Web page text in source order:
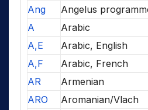
Ang
Angelus
A
Arabic
A,E
Arabic, English
A,F
Arabic, French
AR
Armenian
ARO
Aromanian/Vlach